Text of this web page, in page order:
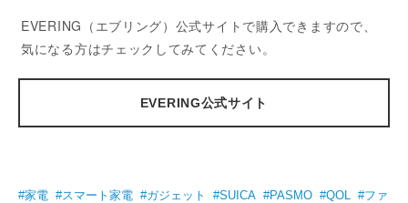
EVERING（エブリング）公式サイトで購入できますので、
気になる方はチェックしてみてください。
EVERING公式サイト
#家電 #スマート家電 #ガジェット #SUICA #PASMO #QOL
#ファ